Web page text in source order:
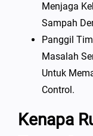
Menjaga
Sampah
Panggil
Masalah
Untuk
Control.
Kenapa